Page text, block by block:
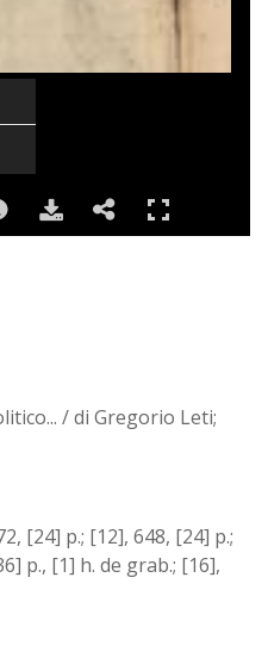
/ di Gregorio Leti;
[24] p.; [12], 648, [24] p.;
p., [1] h. de grab.; [16],